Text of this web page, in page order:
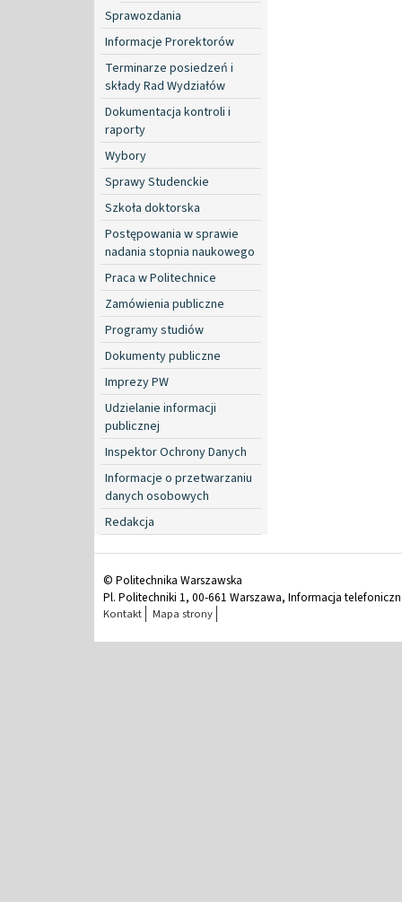
Sprawozdania
Informacje Prorektorów
Terminarze posiedzeń i
składy Rad Wydziałów
Dokumentacja kontroli i
raporty
Wybory
Sprawy Studenckie
Szkoła doktorska
Postępowania w sprawie
nadania stopnia naukowego
Praca w Politechnice
Zamówienia publiczne
Programy studiów
Dokumenty publiczne
Imprezy PW
Udzielanie informacji
publicznej
Inspektor Ochrony Danych
Informacje o przetwarzaniu
danych osobowych
Redakcja
© Politechnika Warszawska
Pl. Politechniki 1, 00-661 Warszawa, Informacja
Kontakt Mapa strony